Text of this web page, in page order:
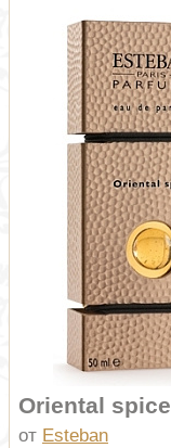
Oriental spice
от Esteban